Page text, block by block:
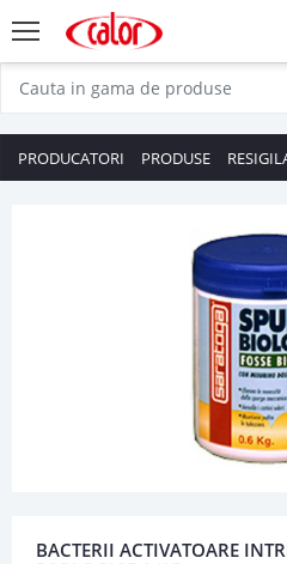
PRODUCATORI PRODUSE
BACTERII ACTIVATOARE